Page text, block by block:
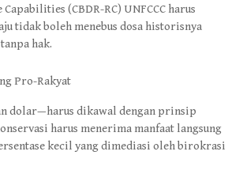
(CBDR-RC) UNFCCC harus
tidak boleh menebus dosa historisnya
hak.
Pro-Rakyat
dolar—harus dikawal dengan prinsip
harus menerima manfaat langsung
kecil yang dimediasi oleh birokrasi